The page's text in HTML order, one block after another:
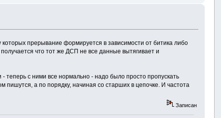
прерывание формируется в зависимости от битика либо
что тот же ДСП не все данные вытягивает и
с ними все нормально - надо было просто пропускать
пишутся, а по порядку, начиная со старших в цепочке. И частота
Записан